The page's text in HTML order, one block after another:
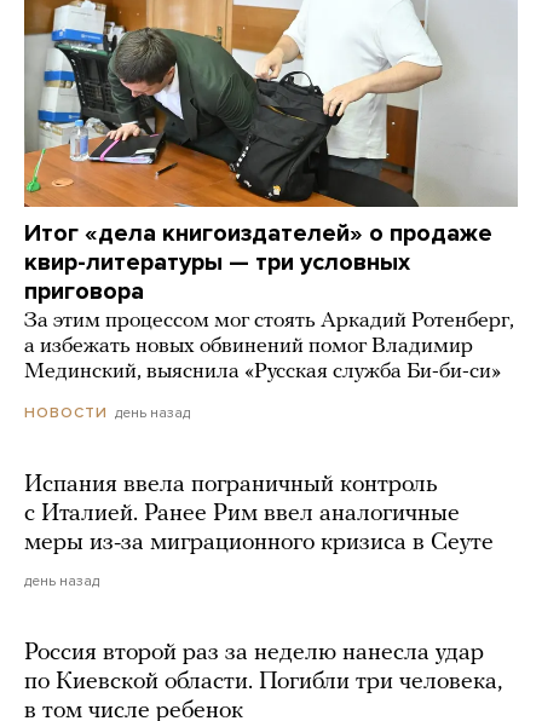
Итог «дела книгоиздателей» о продаже
квир-литературы — три условных
приговора
За этим процессом мог стоять Аркадий Ротенберг,
а избежать новых обвинений помог Владимир
Мединский, выяснила «Русская служба Би-би-си»
НОВОСТИ день назад
Испания ввела пограничный контроль
с Италией. Ранее Рим ввел аналогичные
меры из-за миграционного кризиса в Сеуте
день назад
Россия второй раз за неделю нанесла удар
по Киевской области. Погибли три человека,
в том числе ребенок